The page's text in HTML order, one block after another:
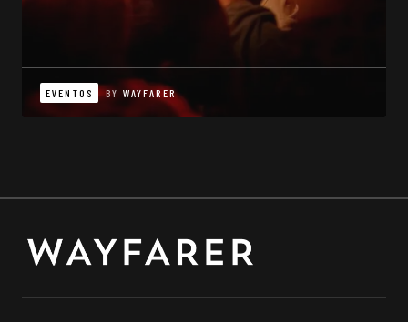
EVENTOS BY WAYFARER